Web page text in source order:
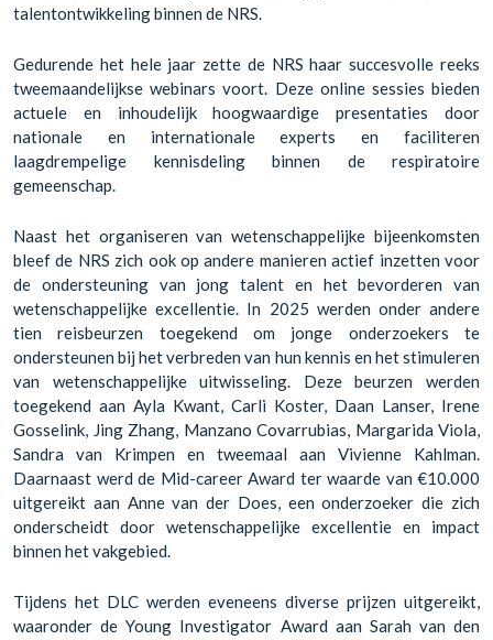
talentontwikkeling binnen de NRS.
Gedurende het hele jaar zette de NRS haar succesvolle reeks
tweemaandelijkse webinars voort. Deze online sessies bieden
actuele en inhoudelijk hoogwaardige presentaties door
nationale en internationale experts en faciliteren
laagdrempelige kennisdeling binnen de respiratoire
gemeenschap.
Naast het organiseren van wetenschappelijke bijeenkomsten
bleef de NRS zich ook op andere manieren actief inzetten voor
de ondersteuning van jong talent en het bevorderen van
wetenschappelijke excellentie. In 2025 werden onder andere
tien reisbeurzen toegekend om jonge onderzoekers te
ondersteunen bij het verbreden van hun kennis en het stimuleren
van wetenschappelijke uitwisseling. Deze beurzen werden
toegekend aan Ayla Kwant, Carli Koster, Daan Lanser, Irene
Gosselink, Jing Zhang, Manzano Covarrubias, Margarida Viola,
Sandra van Krimpen en tweemaal aan Vivienne Kahlman.
Daarnaast werd de Mid-career Award ter waarde van €10.000
uitgereikt aan Anne van der Does, een onderzoeker die zich
onderscheidt door wetenschappelijke excellentie en impact
binnen het vakgebied.
Tijdens het DLC werden eveneens diverse prijzen uitgereikt,
waaronder de Young Investigator Award aan Sarah van den